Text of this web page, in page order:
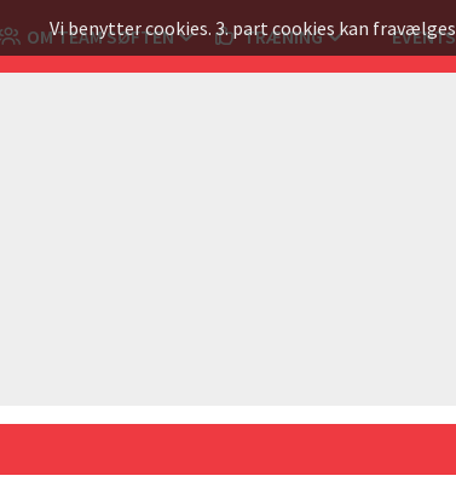
Vi benytter cookies. 3. part cookies kan fravælges
OM TEAM SØFTEN TRÆNING EVENTS